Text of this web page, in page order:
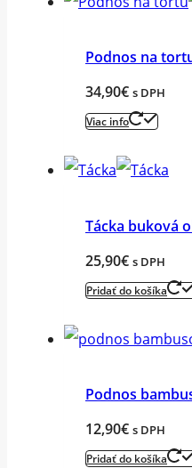
Podnos na
34,90€ s DPH
Viac info
Tácka buková
25,90€ s DPH
Pridať do košíka
Podnos
12,90€ s DPH
Pridať do košíka